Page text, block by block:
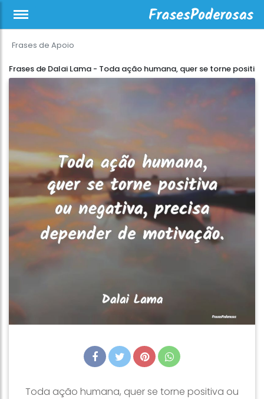
Frases de Apoio
Frases de Dalai Lama - Toda ação humana, quer se torne positi
Toda ação humana, quer se torne positiva ou